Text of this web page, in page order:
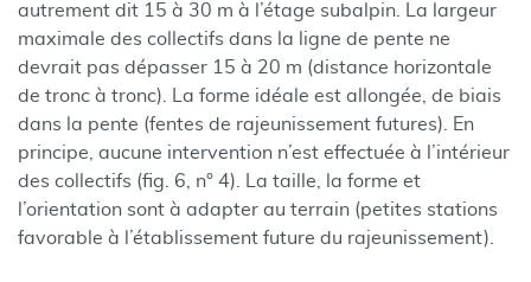
autrement dit 15 à 30 m à l’étage subalpin. La largeur
maximale des collectifs dans la ligne de pente ne
devrait pas dépasser 15 à 20 m (distance horizontale
de tronc à tronc). La forme idéale est allongée, de biais
dans la pente (fentes de rajeunissement futures). En
principe, aucune intervention n’est effectuée à l’intérieur
des collectifs (fig. 6, n° 4). La taille, la forme et
l’orientation sont à adapter au terrain (petites stations
favorable à l’établissement future du rajeunissement).